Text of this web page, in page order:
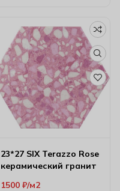
23*27 SIX Terazzo Rose
керамический гранит
1500 ₽ м2